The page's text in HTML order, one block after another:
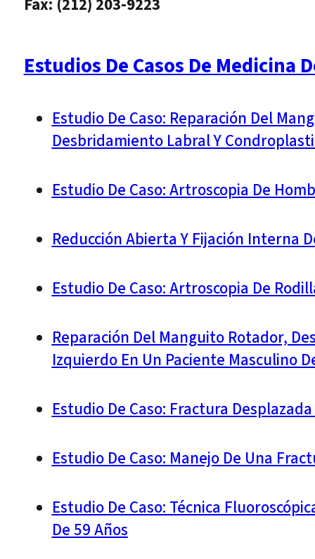
Fax: (212) 203-9223
Estudios De Casos De Medicina
Estudio De Caso: Reparación Del
Desbridamiento Labral Y
Estudio De Caso: Artroscopia De
Reducción Abierta Y Fijación Interna
Estudio De Caso: Artroscopia De
Reparación Del Manguito Rotador,
Izquierdo En Un Paciente Masculino
Estudio De Caso: Fractura
Estudio De Caso: Manejo De Una
Estudio De Caso: Técnica
De 59 Años